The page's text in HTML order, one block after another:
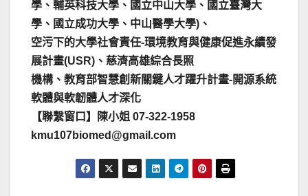
學、輔英科技大學、國立中山大學、國立臺灣大
學、國立成功大學、中山醫學大學)、
空污下的大學社會責任-環境教育與健康促進永續發
展計畫(USR)、慈濟高雄綜合長照
機構、教育部智慧創新關鍵人才躍升計畫-開源系統
軟體與軟韌體人才深化
【聯繫窗口】陳小姐 07-322-1958
kmu107biomed@gmail.com